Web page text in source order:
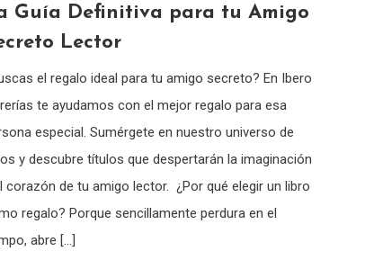
Guía Definitiva para tu Amigo
Lector
el regalo ideal para tu amigo secreto? En Ibero
te ayudamos con el mejor regalo para esa
especial. Sumérgete en nuestro universo de
y descubre títulos que despertarán la imaginación
corazón de tu amigo lector. ¿Por qué elegir un libro
regalo? Porque sencillamente perdura en el
abre […]